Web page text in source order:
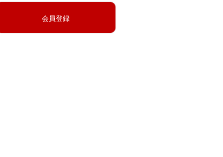
会員登録